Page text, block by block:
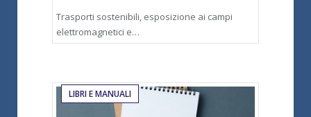
Trasporti sostenibili, esposizione ai campi
elettromagnetici e…
LIBRI E MANUALI